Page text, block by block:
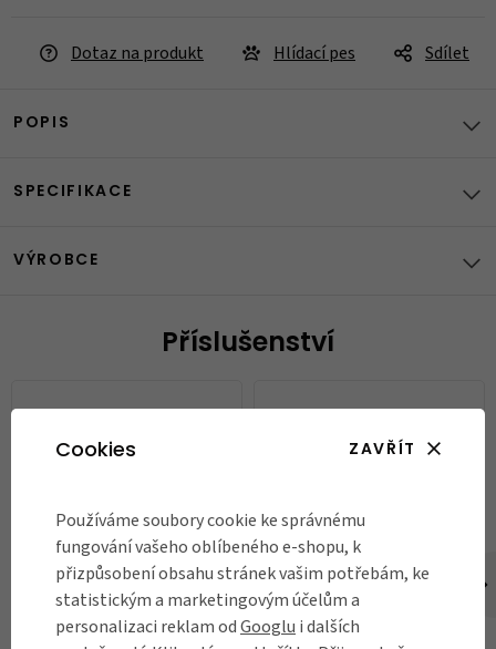
Dotaz na produkt Hlídací pes Sdílet
POPIS
SPECIFIKACE
VÝROBCE
Příslušenství
Helma Nutcase Vio Adventure
Mips, Bahous Green
1 500 Kč
Mini pumpa Silca Gravelero
2 299 Kč
Cookies ZAVŘÍT
Používáme soubory cookie ke správnému
fungování vašeho oblíbeného e-shopu, k
přizpůsobení obsahu stránek vašim potřebám, ke
statistickým a marketingovým účelům a
personalizaci reklam odGooglu i dalších